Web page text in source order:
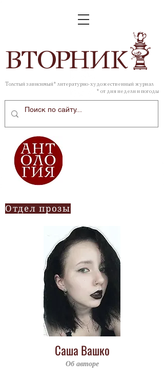
ВТОРНИК
Толстый зависимый* литературно-художественный журнал
* от дня недели и погоды
Отдел прозы
Саша Вашко
Об авторе